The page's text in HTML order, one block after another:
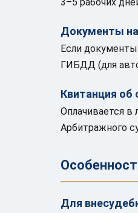
Документы
Если
ГИБДД (для
Квитанция об
Оплачивается
Арбитражного
Для